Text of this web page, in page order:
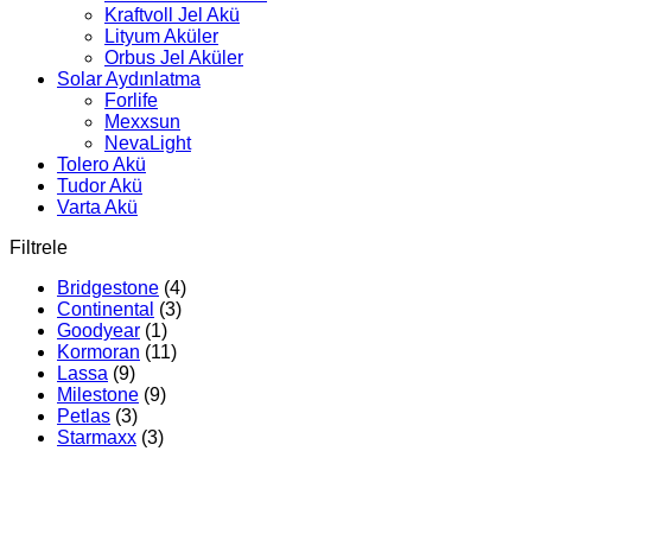
Kraftvoll Jel Akü
Lityum Aküler
Orbus Jel Aküler
Solar Aydınlatma
Forlife
Mexxsun
NevaLight
Tolero Akü
Tudor Akü
Varta Akü
Filtrele
Bridgestone (4)
Continental (3)
Goodyear (1)
Kormoran (11)
Lassa (9)
Milestone (9)
Petlas (3)
Starmaxx (3)